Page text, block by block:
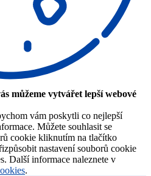
můžeme vytvářet lepší webové
vám poskytli co nejlepší
Můžete souhlasit se
cookie kliknutím na tlačítko
nastavení souborů cookie
Další informace naleznete v
.